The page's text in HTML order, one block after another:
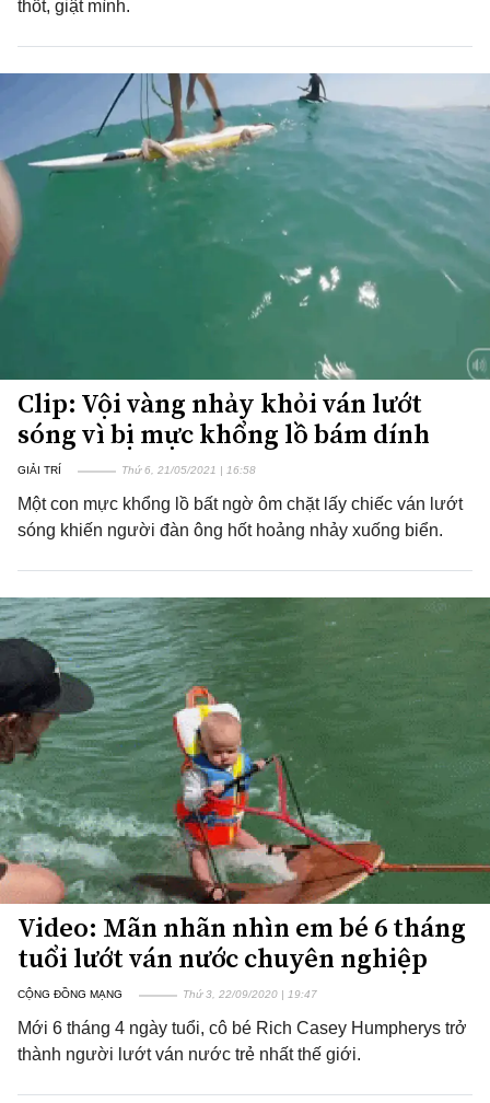
thốt, giật mình.
Clip: Vội vàng nhảy khỏi ván lướt
sóng vì bị mực khổng lồ bám dính
GIẢI TRÍ Thứ 6, 21/05/2021 | 16:58
Một con mực khổng lồ bất ngờ ôm chặt lấy chiếc ván lướt
sóng khiến người đàn ông hốt hoảng nhảy xuống biển.
Video: Mãn nhãn nhìn em bé 6 tháng
tuổi lướt ván nước chuyên nghiệp
CỘNG ĐỒNG MẠNG Thứ 3, 22/09/2020 | 19:47
Mới 6 tháng 4 ngày tuổi, cô bé Rich Casey Humpherys trở
thành người lướt ván nước trẻ nhất thế giới.